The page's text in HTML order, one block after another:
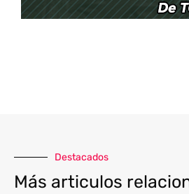
Destacados
Más articulos